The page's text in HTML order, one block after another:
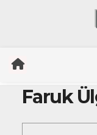
Faruk